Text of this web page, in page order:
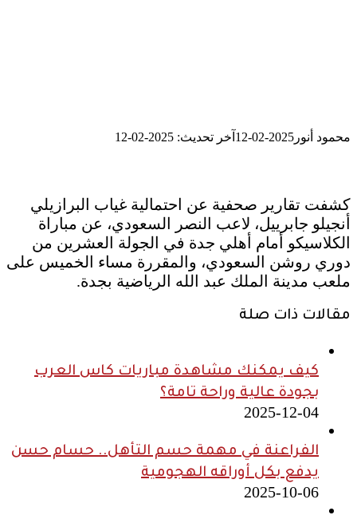
محمود أنور 2025-02-12 آخر تحديث: 2025-02-12
كشفت تقارير صحفية عن احتمالية غياب البرازيلي
أنجيلو جابرييل، لاعب النصر السعودي، عن مباراة
الكلاسيكو أمام أهلي جدة في الجولة العشرين من
دوري روشن السعودي، والمقررة مساء الخميس على
ملعب مدينة الملك عبد الله الرياضية بجدة.
مقالات ذات صلة
كيف يمكنك مشاهدة مباريات كاس العرب
بجودة عالية وراحة تامة؟
2025-12-04
الفراعنة في مهمة حسم التأهل.. حسام حسن
يدفع بكل أوراقه الهجومية
2025-10-06